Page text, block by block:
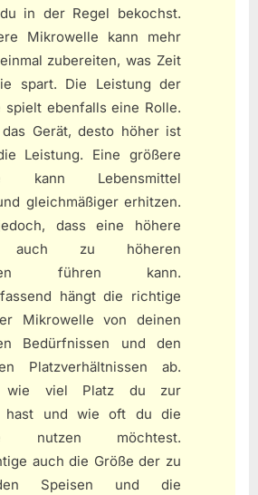
in der Regel bekochst.
Mikrowelle kann mehr
zubereiten, was Zeit
spart. Die Leistung der
spielt ebenfalls eine Rolle.
Gerät, desto höher ist
Leistung. Eine größere
kann Lebensmittel
gleichmäßiger erhitzen.
dass eine höhere
auch zu höheren
führen kann.
hängt die richtige
Mikrowelle von deinen
Bedürfnissen und den
Platzverhältnissen ab.
wie viel Platz du zur
hast und wie oft du die
nutzen möchtest.
auch die Größe der zu
Speisen und die